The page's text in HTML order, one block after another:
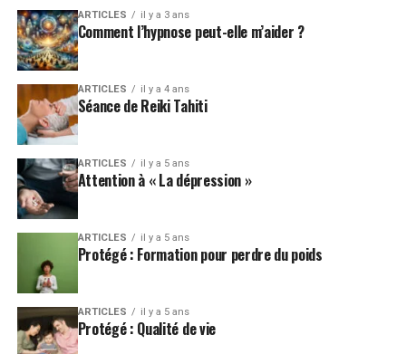
ARTICLES il y a 3 ans
Comment l’hypnose peut-elle m’aider ?
ARTICLES il y a 4 ans
Séance de Reiki Tahiti
ARTICLES il y a 5 ans
Attention à « La dépression »
ARTICLES il y a 5 ans
Protégé : Formation pour perdre du poids
ARTICLES il y a 5 ans
Protégé : Qualité de vie